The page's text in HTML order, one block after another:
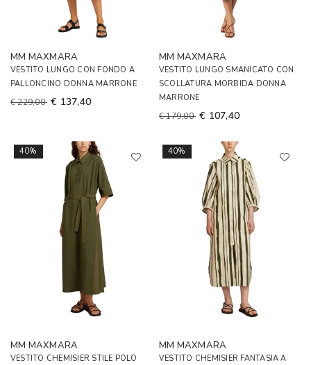
MM MAXMARA
VESTITO LUNGO CON FONDO A
PALLONCINO DONNA MARRONE
€ 229,00 € 137,40
MM MAXMARA
VESTITO LUNGO SMANICATO CON
SCOLLATURA MORBIDA DONNA
MARRONE
€ 179,00 € 107,40
40%
MM MAXMARA
VESTITO CHEMISIER STILE POLO
40%
MM MAXMARA
VESTITO CHEMISIER FANTASIA A